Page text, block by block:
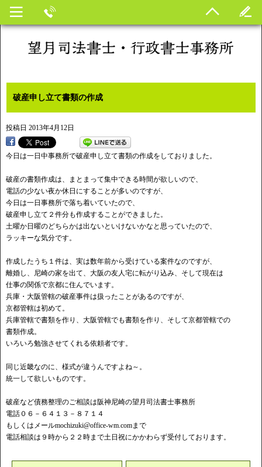
破産申し立て書類の作成
投稿日 2013年4月12日
今日は一日中事務所で破産申し立て書類の作成をしておりました。
破産の書類作成は、まとまって集中できる時間が欲しいので、
電話の少ない夜か休日にすることが多いのですが、
今日は一日事務所で落ち着いていたので、
破産申し立て２件分も作成することができました。
土曜か日曜のどちらかは出ないといけないかなと思っていたので、
ラッキーな気分です。
作成したうち１件は、実は数年前から受けている案件なのですが、
離婚し、尼崎の家を出て、大阪の友人宅に転がり込み、そして現在は
仕事の関係で京都に住んでいます。
兵庫・大阪管轄の破産事件は扱ったことがあるのですが、
京都管轄は初めて。
兵庫管轄で書類を作り、大阪管轄でも書類を作り、そして京都管轄での
書類作成。
いろいろ勉強させてくれる依頼者です。
同じ近畿なのに、様式が違うんですよね～。
統一して欲しいものです。
破産など債務整理のご相談は阪神尼崎の望月司法書士事務所
電話０６－６４１３－８７１４
もしくはメールmochizuki@office-wm.comまで
電話相談は９時から２２時まで土日祝にかかわらず受付しております。